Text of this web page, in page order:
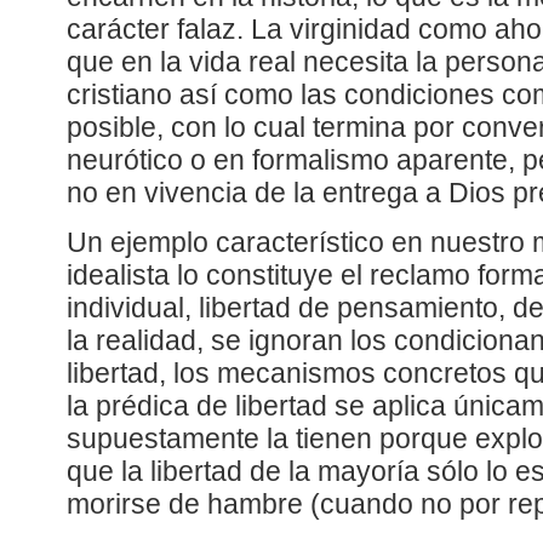
carácter falaz. La virginidad como
que en la vida real necesita la
cristiano así como las condiciones
posible, con lo cual termina por
neurótico o en formalismo aparente,
no en vivencia de la entrega a Dios
Un ejemplo característico en nuestro
idealista lo constituye el reclamo
individual, libertad de pensamiento,
la realidad, se ignoran los
libertad, los mecanismos concretos
la prédica de libertad se aplica
supuestamente la tienen porque
que la libertad de la mayoría sólo lo
morirse de hambre (cuando no por